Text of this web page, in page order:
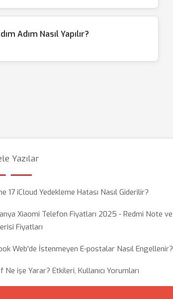
Adım Nasıl Yapılır?
Yazılar
17 iCloud Yedekleme Hatası Nasıl Giderilir?
Xiaomi Telefon Fiyatları 2025 - Redmi Note ve
Fiyatları
Web'de İstenmeyen E-postalar Nasıl Engellenir?
Ne işe Yarar? Etkileri, Kullanıcı Yorumları